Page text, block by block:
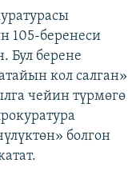
105-беренеси
Бул берене
кол салган»
чейин түрмөгө
болгон